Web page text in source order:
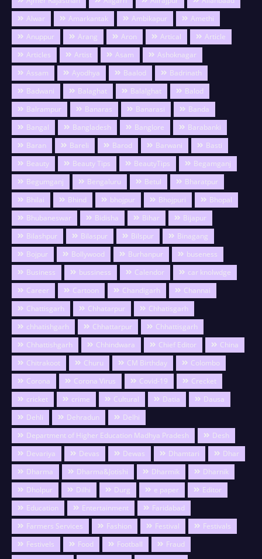
Alwar
Amarkantak Ambikapur
Amethi
Anuppur
Arang Aron Artical
Article
Articles
Artist Asam
Ashoknagar
Assam
Ayodhya Baalod
Badrinath
Badwani
Balaghat Balalghat
Balod
Balrampur
Banaras Banarasi
Banda
Bangal
Bangladesh Banglore
Barabanki
Baran
Bareli Barod Barwani
Basti
Beauty
Beauty Tips BeautyTips
Begamganj
Begumganj
Bengaluru Betul
Bharatpur
Bhilai
Bhind bhojpur Bhojpuri
Bhopal
Bhubaneswar
Bidisha Bihar
Bijapur
Bilashpur
Bilaspur Bilspur
Binagang
Bojpur
Bollywood Burhanpur
buseness
Business
bussiness Calendor
car knolwdge
Career
Cartoon Chandigarh
Channai
Chattisgarh
Chhatarpur
Chhatisgarh
chhatishgarh
Chhattarpur
Chhattisgarh
Chhattishgarh
Chhindwara Chief Editor
China
Chitrakoot
Churu CM Birthday
Colombo
Corona
Corona Virus Covid-19
Crecket
cricket
crime Cultural Datia
Dausa
Dehli
Dehradun
Delhi
Department of Higher Education Madhya Pradesh
Desh
Devariya
Devas Dewas Dhamtari
Dhar
Dharma
Dharma&Jotishi Dharmik
Dharnik
Dholpur
Dilhi Durg e paper
Editor
Education
Entertainment
Faridabad
Farmers Services
Fashion Festival
Festivals
Festivels
Food Football
Fraud